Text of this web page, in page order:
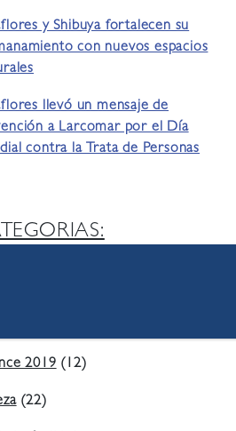
y Shibuya fortalecen su
con nuevos espacios
llevó un mensaje de
a Larcomar por el Día
contra la Trata de Personas
2019(12)
(22)